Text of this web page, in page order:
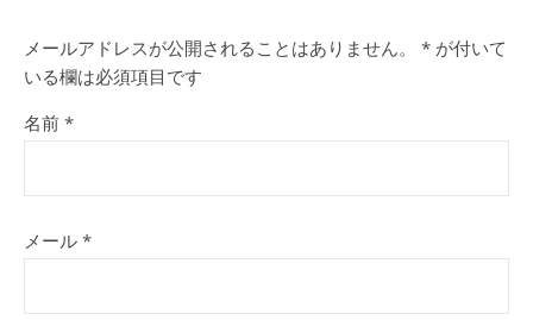
メールアドレスが公開されることはありません。 * が付いて
いる欄は必須項目です
名前 *
メール *